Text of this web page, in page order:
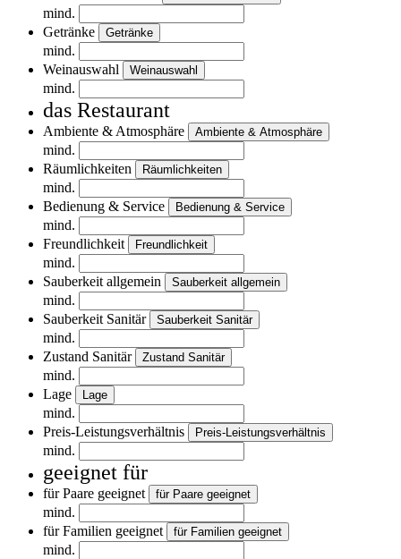
mind.
Getränke
Getränke
mind.
Weinauswahl
Weinauswahl
mind.
das Restaurant
Ambiente & Atmosphäre Ambiente & Atmosphäre
mind.
Räumlichkeiten
Räumlichkeiten
mind.
Bedienung & Service
Bedienung & Service
mind.
Freundlichkeit
Freundlichkeit
mind.
Sauberkeit allgemein
Sauberkeit allgemein
mind.
Sauberkeit Sanitär
Sauberkeit Sanitär
mind.
Zustand Sanitär
Zustand Sanitär
mind.
Lage
Lage
mind.
Preis-Leistungsverhältnis
Preis-Leistungsverhältnis
mind.
geeignet für
für Paare geeignet für Paare geeignet
mind.
für Familien geeignet
für Familien geeignet
mind.